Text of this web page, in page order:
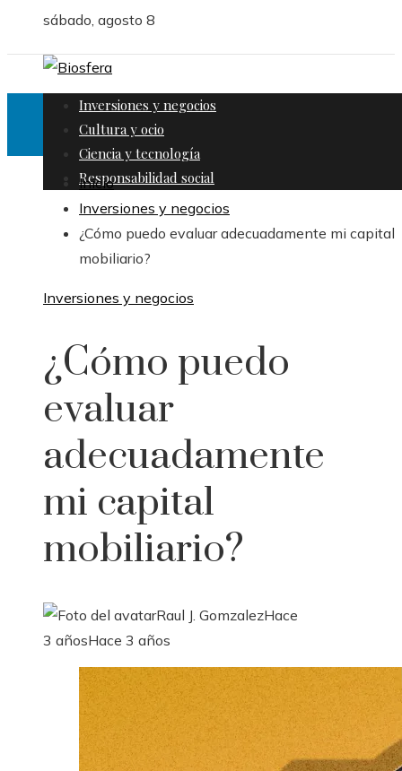
sábado, agosto 8
Inversiones y negocios
Cultura y ocio
Ciencia y tecnología
Responsabilidad social
Inicio
Inversiones y negocios
¿Cómo puedo evaluar adecuadamente mi capital
mobiliario?
Inversiones y negocios
¿Cómo puedo
evaluar
adecuadamente
mi capital
mobiliario?
Raul J. GomzalezHace
3 añosHace 3 años